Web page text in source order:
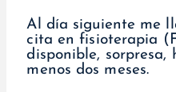
Al día siguiente me
cita en fisioterapia
disponible, sorpresa,
menos dos meses.